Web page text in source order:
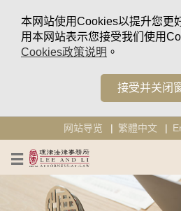
本网站使用Cookies以提升您更
用本网站表示您接受我们使用
Cookies政策说明 。
接受并关闭
网站导览 繁體中文